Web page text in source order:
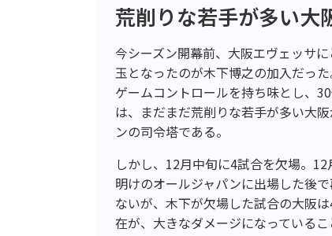
荒削りな若手が多い大
今シーズン開幕前、大阪エヴェッサ
玉となったのが木下博之の加入だっ
ゲームコントロールを持ち味とし、
は、まだまだ荒削りな若手が多い大
ンの司令塔である。
しかし、12月中旬に4試合を欠場。
明けのオールジャパンに出場した後
ないが、木下が欠場した試合の大阪
在が、大きなダメージになっているこ